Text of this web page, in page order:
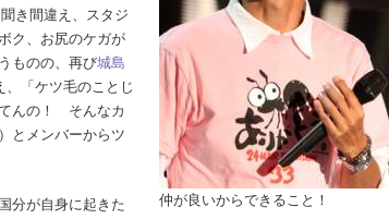
仲が良いからできること！
聞き間違え、スタジ
ク、お尻のケガが
ものの、再び城島
、「ケツ毛のことじ
んの！ そんなカ
とメンバーからツ
分が自身に起きた